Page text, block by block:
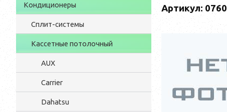
Кондиционеры
Сплит-системы
Кассетные потолочный
AUX
Carrier
Dahatsu
Артикул: 0760